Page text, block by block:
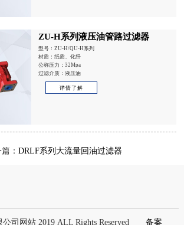
ZU-H系列液压油管路过滤器
型号：ZU-H/QU-H系列
材质：纸质、化纤
公称压力：32Mpa
过滤介质：液压油
详情了解
篇：DRLF系列大流量回油过滤器
公司网站 2019 ALL Rights Reserved 备案